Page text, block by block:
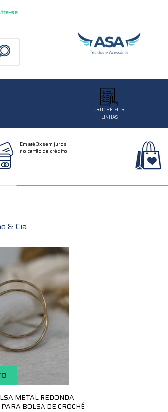
se
CROCHÊ-FIOS-
LINHAS
Em até 3x sem juros
no cartão de crédito
& Cia
METAL REDONDA
BOLSA DE CROCHÊ